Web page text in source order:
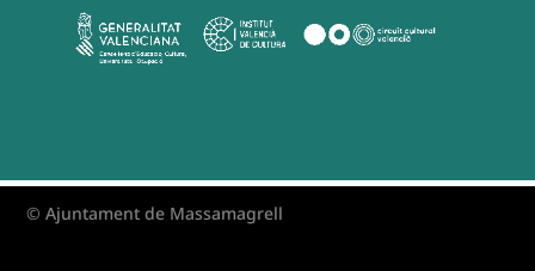
© Ajuntament de Massamagrell